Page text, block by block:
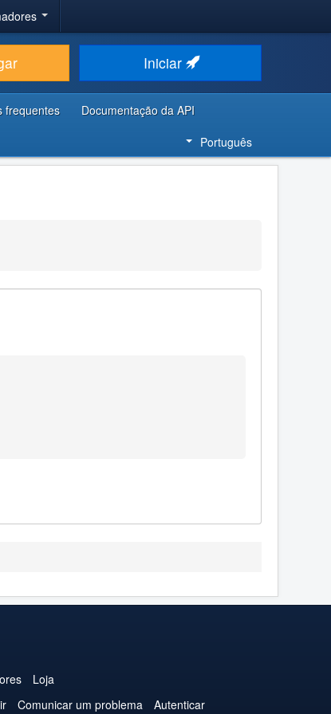
Iniciar
frequentes
Documentação da API
Português
Loja
Comunicar um problema Autenticar